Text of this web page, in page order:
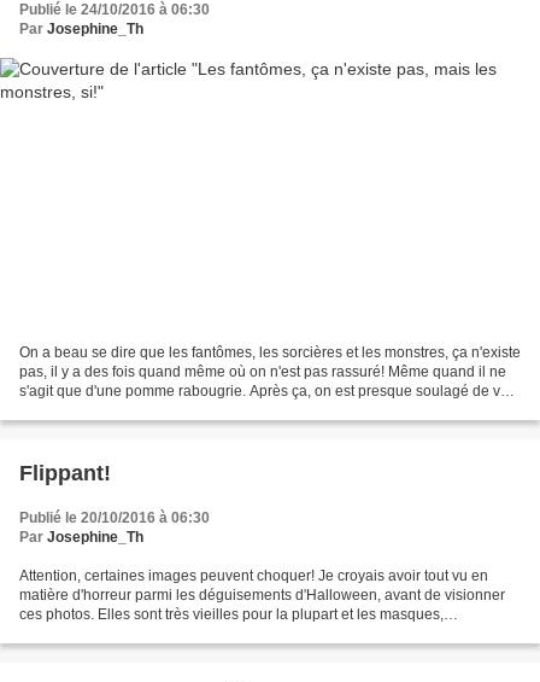
Publié le 24/10/2016 à 06:30
Par Josephine_Th
On a beau se dire que les fantômes, les sorcières et les monstres, ça n'existe
pas, il y a des fois quand même où on n'est pas rassuré! Même quand il ne
s'agit que d'une pomme rabougrie. Après ça, on est presque soulagé de voir
Flippant!
Publié le 20/10/2016 à 06:30
Par Josephine_Th
Attention, certaines images peuvent choquer! Je croyais avoir tout vu en
matière d'horreur parmi les déguisements d'Halloween, avant de visionner
ces photos. Elles sont très vieilles pour la plupart et les masques,